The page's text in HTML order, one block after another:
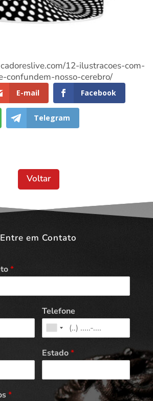
12-ilustracoes-com-
confundem-nosso-cerebro/
E-mail Facebook
Telegram
Voltar
Entre em Contato
*
Telefone
Estado*
*